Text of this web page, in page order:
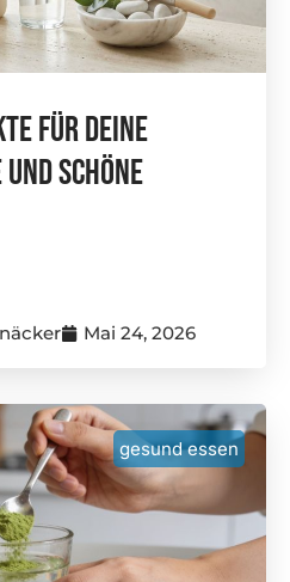
Für Deine
Schöne
Mai 24, 2026
gesund essen